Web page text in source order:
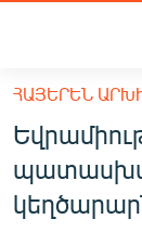
հիմնական
հիմնական
մենյուին
ՀԱՅԱՍՏԱՆ
ՔԱՂԱՔԱԿԱՆ
ՀԱՅԵՐԵՆ